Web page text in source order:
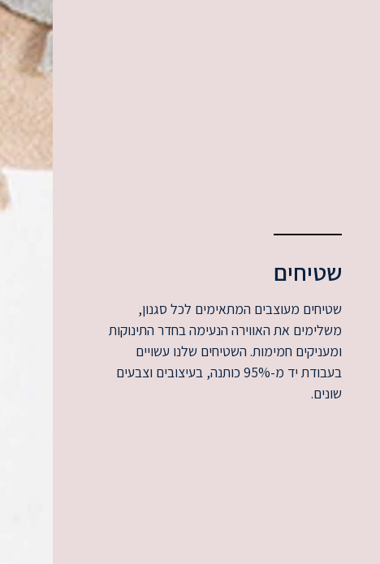
שטיחים
שטיחים מעוצבים המתאימים לכל סגנון,
משלימים את האווירה הנעימה בחדר התינוקות
ומעניקים חמימות. השטיחים שלנו עשויים
בעבודת יד מ-95% כותנה, בעיצובים וצבעים
שונים.